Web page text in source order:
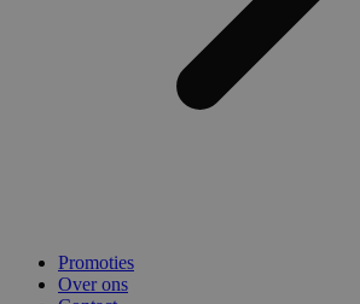
Promoties
Over ons